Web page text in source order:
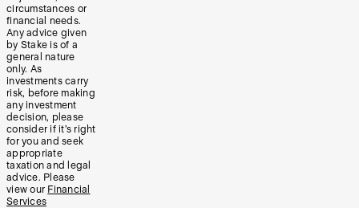
circumstances or
financial needs.
Any advice given
by Stake is of a
general nature
only. As
investments carry
risk, before making
any investment
decision, please
consider if it’s right
for you and seek
appropriate
taxation and legal
advice. Please
view our Financial
Services